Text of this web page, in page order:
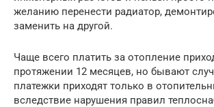
желанию перенести радиатор,
заменить на другой.
Чаще всего платить за отопление
протяжении 12 месяцев, но бывают
платежки приходят только в
вследствие нарушения правил